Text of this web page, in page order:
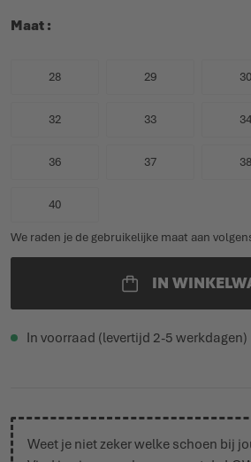
Maat
28 29 30
32 33 34
36 37 38
40
We raden je de gebruikelijke maat aan
IN
In voorraad (levertijd 2-5 werkdagen)
Weet je niet zeker welke schoen bij